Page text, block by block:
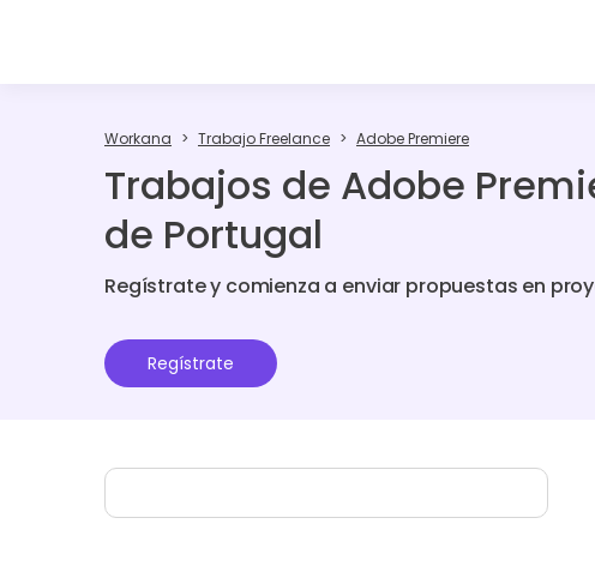
Workana Trabajo Freelance Adobe Premiere
Trabajos de Adobe
de Portugal
Regístrate y comienza a enviar propuestas en
Regístrate